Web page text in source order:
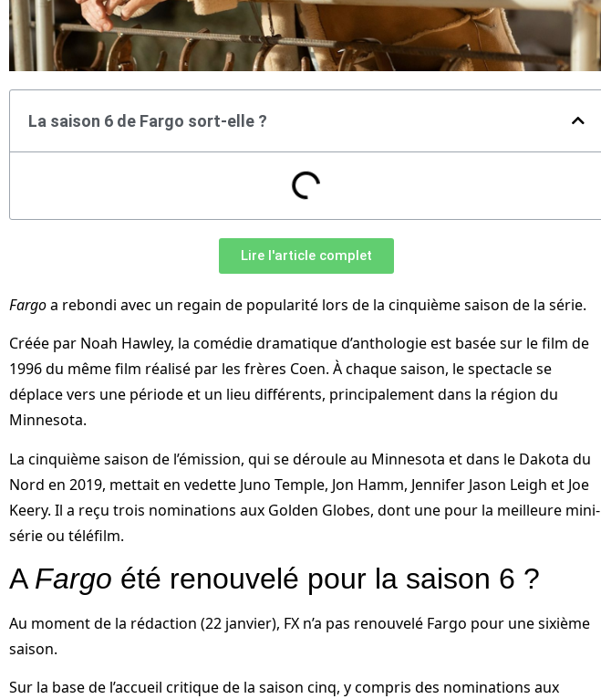
La saison 6 de Fargo sort-elle ?
Lire l'article complet
Fargoa rebondi avec un regain de popularité lors de la cinquième saison de la série.
Créée par Noah Hawley, la comédie dramatique d’anthologie est basée sur le film de
1996 du même film réalisé par les frères Coen. À chaque saison, le spectacle se
déplace vers une période et un lieu différents, principalement dans la région du
Minnesota.
La cinquième saison de l’émission, qui se déroule au Minnesota et dans le Dakota du
Nord en 2019, mettait en vedette Juno Temple, Jon Hamm, Jennifer Jason Leigh et Joe
Keery. Il a reçu trois nominations aux Golden Globes, dont une pour la meilleure mini-
série ou téléfilm.
A Fargo été renouvelé pour la saison 6 ?
Au moment de la rédaction (22 janvier), FX n’a ​​pas renouvelé Fargo pour une sixième
saison.
Sur la base de l’accueil critique de la saison cinq, y compris des nominations aux